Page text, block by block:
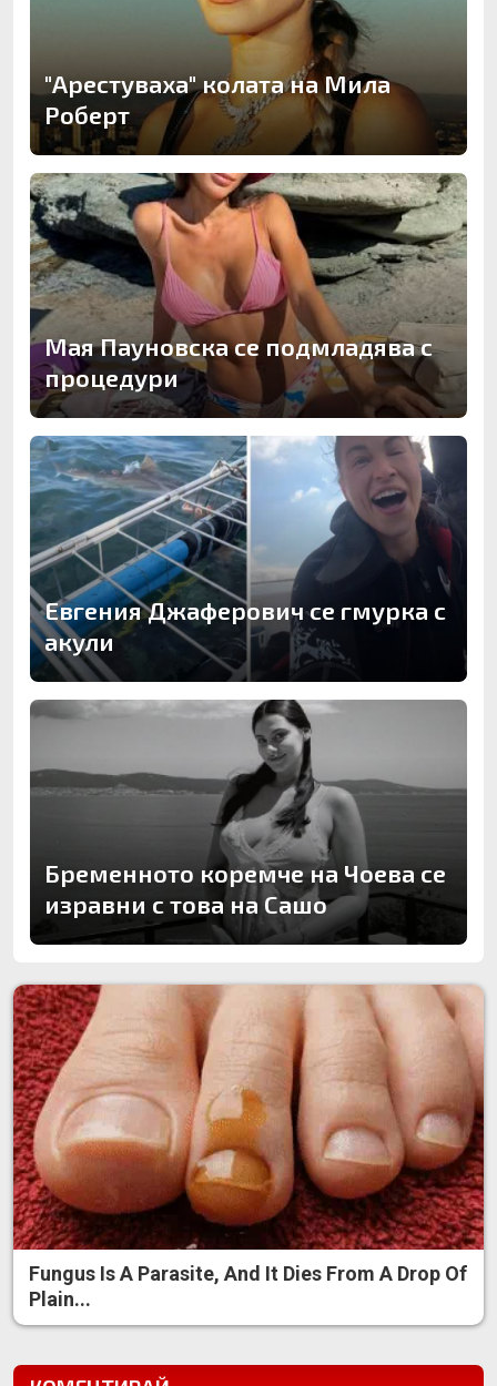
"Арестуваха" колата на Мила
Роберт
Мая Пауновска се подмладява с
процедури
Евгения Джаферович се гмурка с
акули
Бременното коремче на Чоева се
изравни с това на Сашо
Fungus Is A Parasite, And It Dies From A Drop Of
Plain...